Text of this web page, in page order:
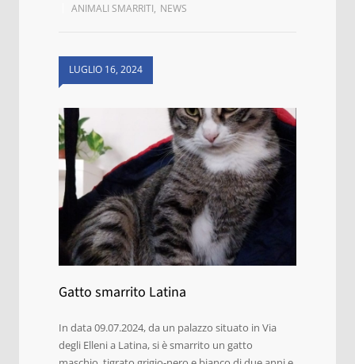
ANIMALI SMARRITI, NEWS
LUGLIO 16, 2024
Gatto smarrito Latina
In data 09.07.2024, da un palazzo situato in Via
degli Elleni a Latina, si è smarrito un gatto